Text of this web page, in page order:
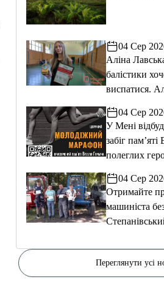
04 Сер
Аліна
балістики
виспатися.
04 Сер
У Мені
забіг пам’яті
полеглих
04 Сер
Отримайте
машиніста
Переглянути усі